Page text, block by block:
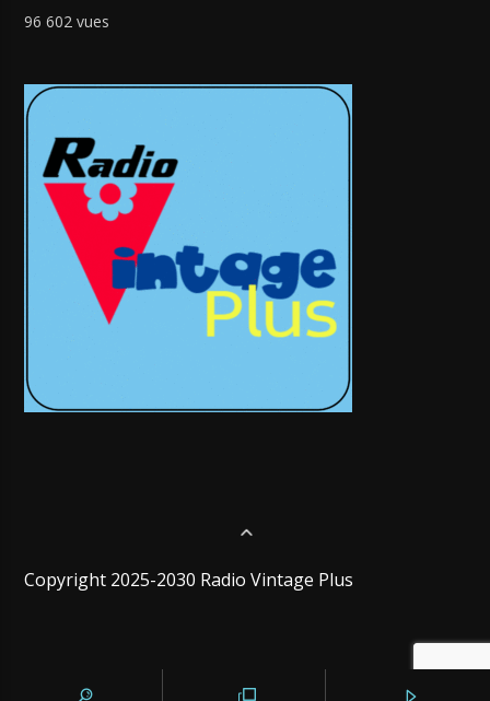
96 602 vues
Copyright 2025-2030 Radio Vintage Plus